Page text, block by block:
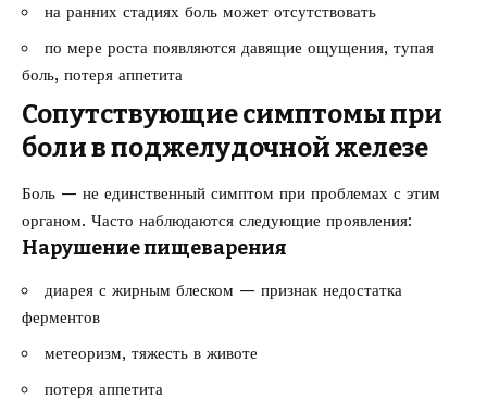
на ранних стадиях боль может отсутствовать
по мере роста появляются давящие ощущения, тупая
боль, потеря аппетита
Сопутствующие симптомы при
боли в поджелудочной железе
Боль — не единственный симптом при проблемах с этим
органом. Часто наблюдаются следующие проявления:
Нарушение пищеварения
диарея с жирным блеском — признак недостатка
ферментов
метеоризм, тяжесть в животе
потеря аппетита